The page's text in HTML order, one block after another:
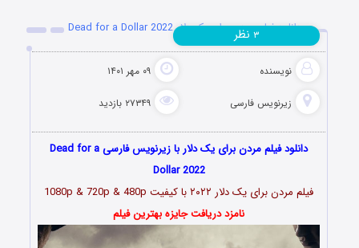
دانلود فیلم مردن برای یک دلار Dead for a Dollar 2022
نویسنده ۰۹ مهر ۱۴۰۱
زیرنویس فارسی ۲۷۳۴۹ بازدید
۳ نظر
دانلود فیلم مردن برای یک دلار با زیرنویس فارسی Dead for a
Dollar 2022
فیلم مردن برای یک دلار ۲۰۲۲ با کیفیت 1080p & 720p & 480p
نامزد دریافت جایزه بهترین فیلم